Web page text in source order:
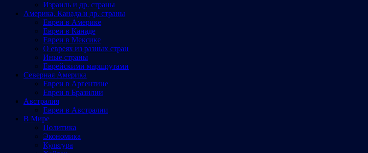
Израиль и др. страны
Америка, Канада и др. страны
Евреи в Америке
Евреи в Канаде
Евреи в Мексике
О евреях из разных стран
Иные страны
Еврейскими маршрутами
Северная Америка
Евреи в Аргентине
Евреи в Бразилии
Австралия
Евреи в Австралии
В Мире
Политика
Экономика
Культура